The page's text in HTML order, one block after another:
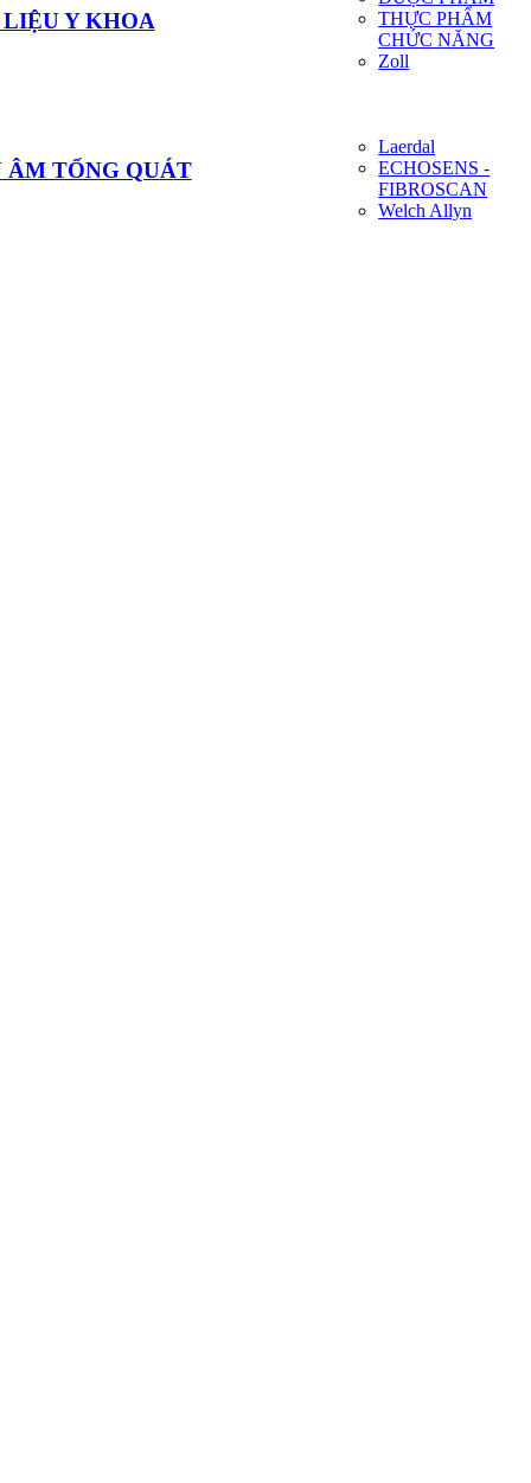
Y KHOA
THỰC PHẨM
CHỨC NĂNG
Zoll
ÂM TỔNG QUÁT
Laerdal
ECHOSENS -
FIBROSCAN
Welch Allyn